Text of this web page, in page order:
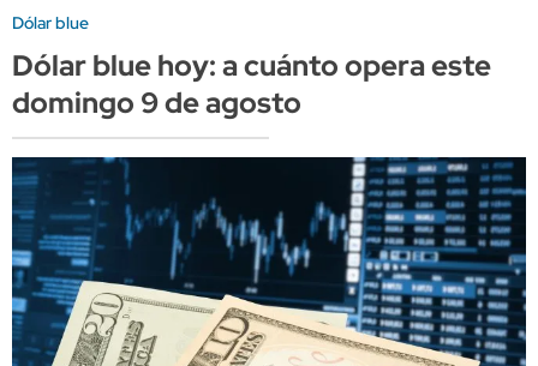
Dólar blue
Dólar blue hoy: a cuánto opera este
domingo 9 de agosto